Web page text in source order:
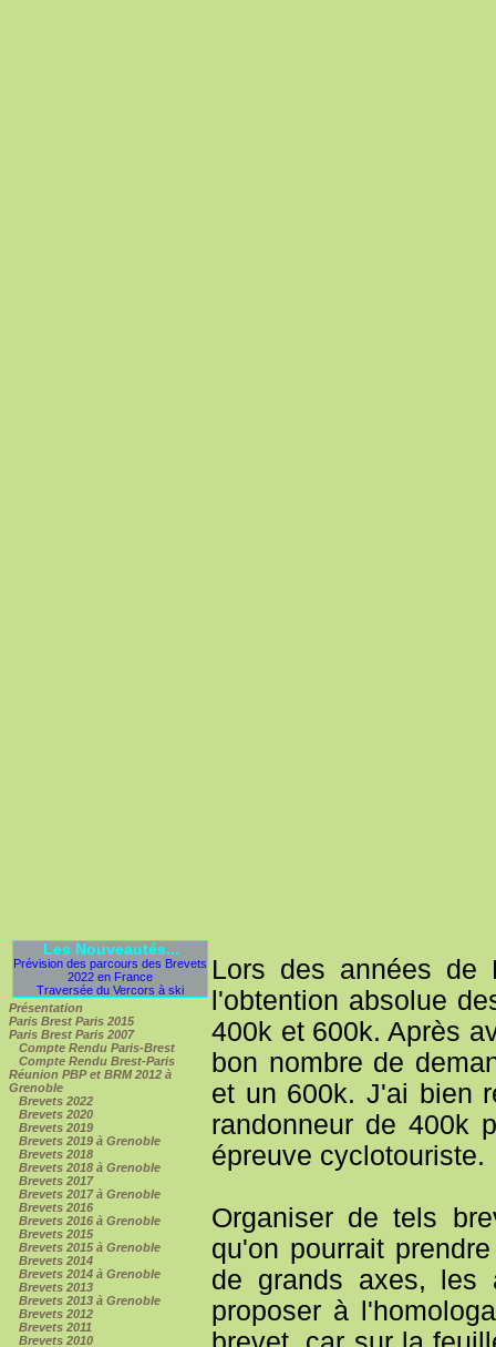
Les Nouveautés...
Prévision des parcours des Brevets
2022 en France
Traversée du Vercors à ski
Présentation
Paris Brest Paris 2015
Paris Brest Paris 2007
Compte Rendu Paris-Brest
Compte Rendu Brest-Paris
Réunion PBP et BRM 2012 à
Grenoble
Brevets 2022
Brevets 2020
Brevets 2019
Brevets 2019 à Grenoble
Brevets 2018
Brevets 2018 à Grenoble
Brevets 2017
Brevets 2017 à Grenoble
Brevets 2016
Brevets 2016 à Grenoble
Brevets 2015
Brevets 2015 à Grenoble
Brevets 2014
Brevets 2014 à Grenoble
Brevets 2013
Brevets 2013 à Grenoble
Brevets 2012
Brevets 2011
Brevets 2010
Lors des années de
l'obtention absolue
400k et 600k. Après
bon nombre de
et un 600k. J'ai bien
randonneur de 400k
épreuve cyclotouriste.
Organiser de tels
qu'on pourrait
de grands axes, les
proposer à